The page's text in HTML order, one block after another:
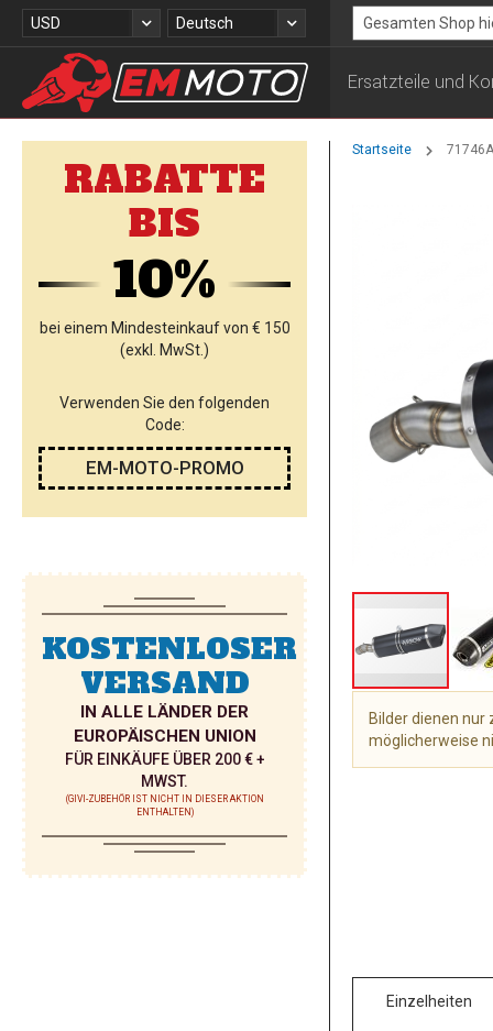
Zum
Inhalt
Währung
USD Sprache
Deutsch
Search
Ersatzteile und
Startseite
Bilder dienen
möglicherweise
Einzelheiten
RABATTE
BIS
10%
bei einem Mindesteinkauf von € 150
(exkl. MwSt.)
Verwenden Sie den folgenden
Code:
EM-MOTO-PROMO
KOSTENLOSER
VERSAND
IN ALLE LÄNDER DER
EUROPÄISCHEN UNION
FÜR EINKÄUFE ÜBER 200 € +
MWST.
(GIVI-ZUBEHÖR IST NICHT IN DIESER AKTION
ENTHALTEN)